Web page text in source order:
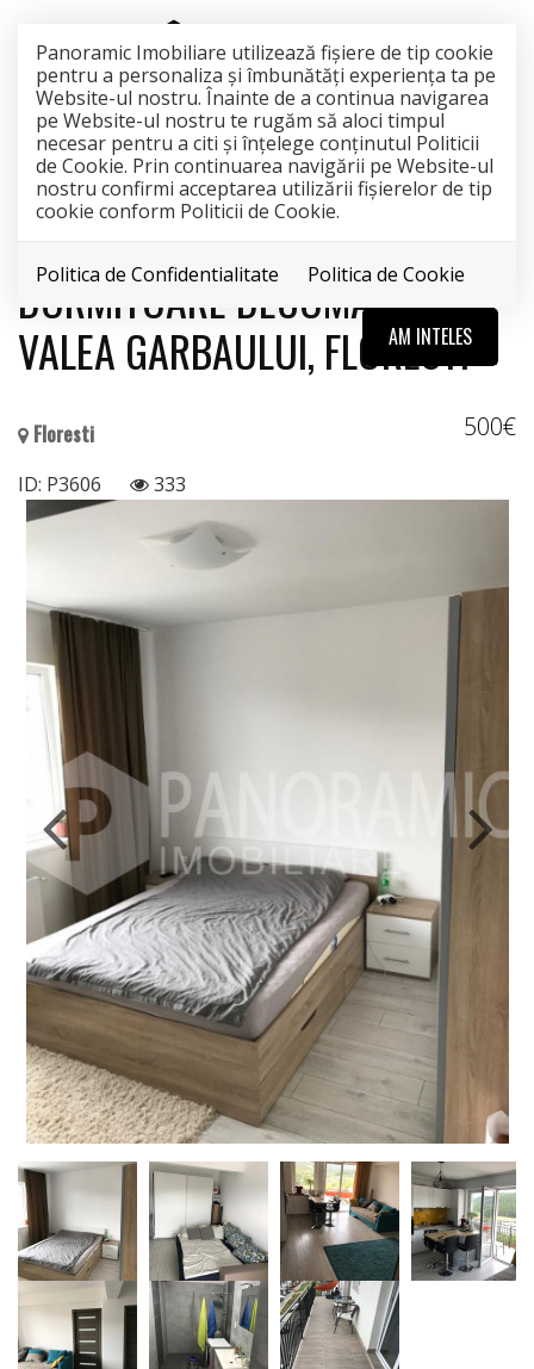
Panoramic Imobiliare utilizează fişiere de tip cookie
pentru a personaliza și îmbunătăți experiența ta pe
Website-ul nostru. Înainte de a continua navigarea
pe Website-ul nostru te rugăm să aloci timpul
necesar pentru a citi și înțelege conținutul Politicii
de Cookie. Prin continuarea navigării pe Website-ul
nostru confirmi acceptarea utilizării fişierelor de tip
cookie conform Politicii de Cookie.
Politica de Confidentialitate Politica de Cookie
AM INTELES
Acest anunt nu mai este activ !
DORMITOARE DECOMANDATE,
VALEA GARBAULUI, FLORESTI
Floresti 500€
ID: P3606 333
INCHIRIAT